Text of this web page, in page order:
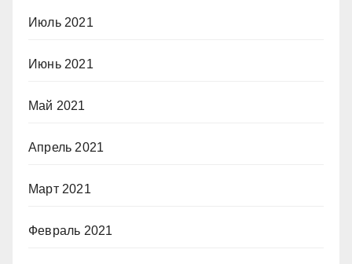
Июль 2021
Июнь 2021
Май 2021
Апрель 2021
Март 2021
Февраль 2021